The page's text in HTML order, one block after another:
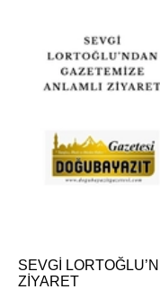
SEVGİ
ZİYARET